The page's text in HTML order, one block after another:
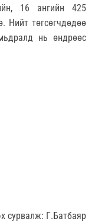
16 ангийн 425
Нийт төгсөгчдөдөө
нь өндрөөс
сурвалж: Г.Батбаяр